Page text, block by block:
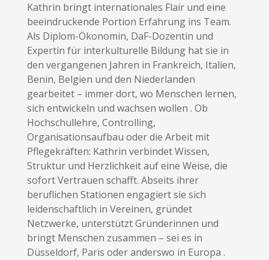
Kathrin bringt internationales Flair und eine
beeindruckende Portion Erfahrung ins Team.
Als Diplom-Ökonomin, DaF-Dozentin und
Expertin für interkulturelle Bildung hat sie in
den vergangenen Jahren in Frankreich, Italien,
Benin, Belgien und den Niederlanden
gearbeitet – immer dort, wo Menschen lernen,
sich entwickeln und wachsen wollen . Ob
Hochschullehre, Controlling,
Organisationsaufbau oder die Arbeit mit
Pflegekräften: Kathrin verbindet Wissen,
Struktur und Herzlichkeit auf eine Weise, die
sofort Vertrauen schafft. Abseits ihrer
beruflichen Stationen engagiert sie sich
leidenschaftlich in Vereinen, gründet
Netzwerke, unterstützt Gründerinnen und
bringt Menschen zusammen – sei es in
Düsseldorf, Paris oder anderswo in Europa .